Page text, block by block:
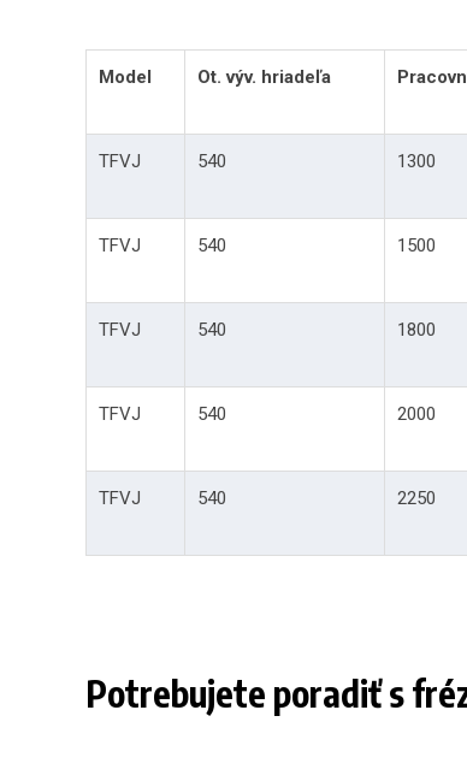
Model Ot. výv. hriadeľa
TFVJ 540 1300
TFVJ 540 1500
TFVJ 540 1800
TFVJ 540 2000
TFVJ 540 2250
Potrebujete poradiť s